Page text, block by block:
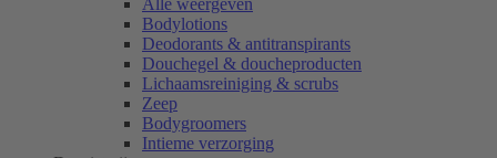
Alle weergeven
Bodylotions
Deodorants & antitranspirants
Douchegel & doucheproducten
Lichaamsreiniging & scrubs
Zeep
Bodygroomers
Intieme verzorging